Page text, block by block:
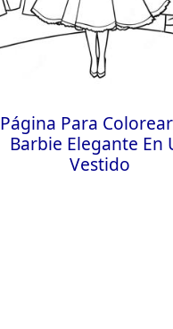
Página Para
Barbie Elegante En
Vestido